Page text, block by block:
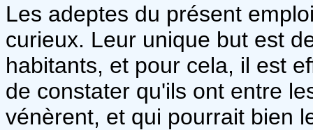
Les adeptes du présent
curieux. Leur unique but est
habitants, et pour cela, il est
de constater qu'ils ont entre
vénèrent, et qui pourrait bien